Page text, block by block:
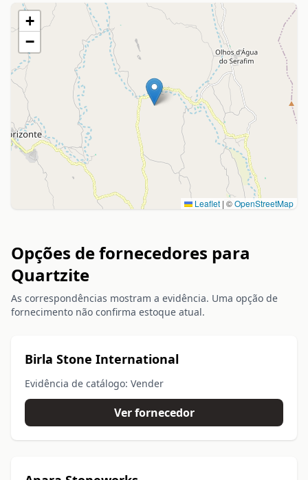
+
−
Leaflet | ©OpenStreetMap
Opções de fornecedores para
Quartzite
As correspondências mostram a evidência. Uma opção de
fornecimento não confirma estoque atual.
Birla Stone International
Evidência de catálogo: Vender
Ver fornecedor